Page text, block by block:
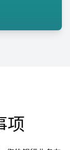
项